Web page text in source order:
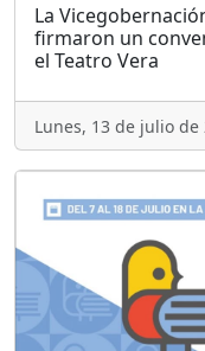
La
firmaron un
el Teatro Vera
Lunes, 13 de julio de